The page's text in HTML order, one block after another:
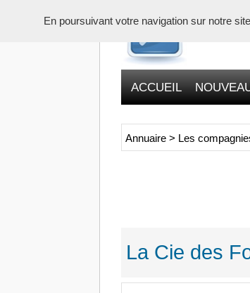
ACCUEIL
Annuaire > Les
La Cie des
En poursuivant votre navigation sur notre